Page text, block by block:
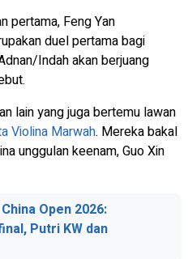
pertama, Feng Yan
duel pertama bagi
Indah akan berjuang
lain yang juga bertemu lawan
Violina Marwah. Mereka bakal
unggulan keenam, Guo Xin
Open 2026:
Putri KW dan